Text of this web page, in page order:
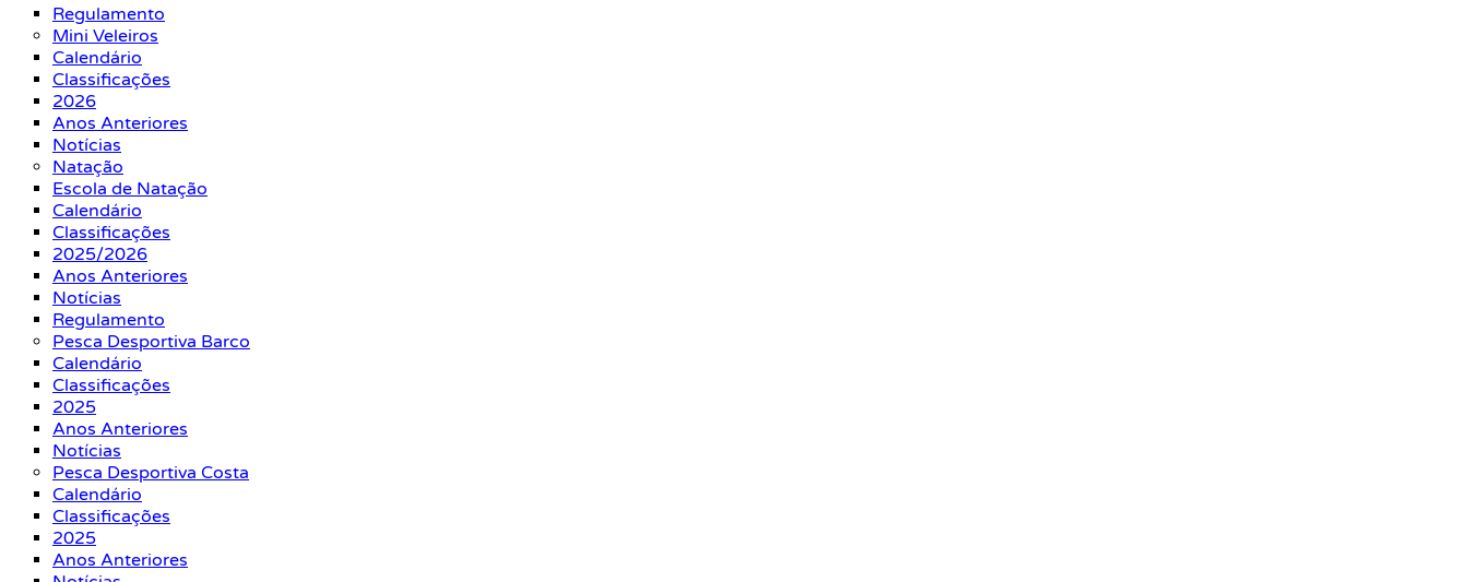
Regulamento
Mini Veleiros
Calendário
Classificações
2026
Anos Anteriores
Notícias
Natação
Escola de Natação
Calendário
Classificações
2025/2026
Anos Anteriores
Notícias
Regulamento
Pesca Desportiva Barco
Calendário
Classificações
2025
Anos Anteriores
Notícias
Pesca Desportiva Costa
Calendário
Classificações
2025
Anos Anteriores